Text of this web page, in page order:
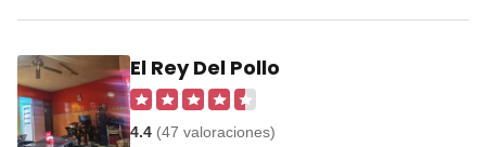
El Rey Del Pollo
4.4 (47 valoraciones)